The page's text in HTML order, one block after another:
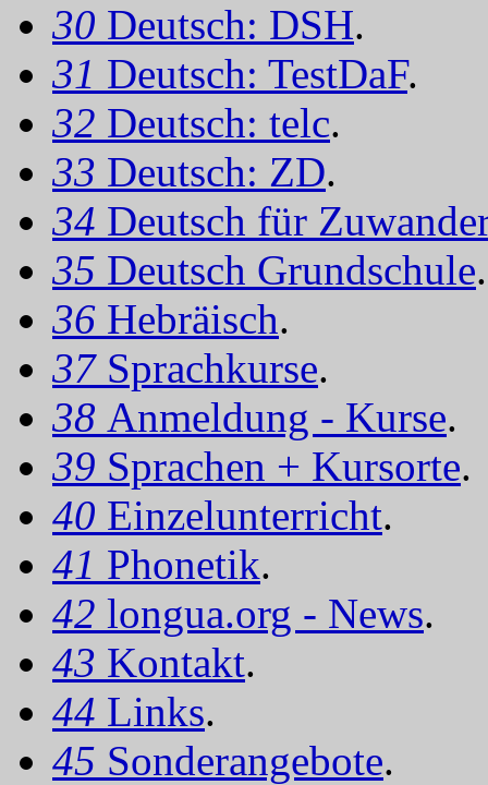
30 Deutsch: DSH.
31 Deutsch: TestDaF.
32 Deutsch: telc.
33 Deutsch: ZD.
34 Deutsch für
35 Deutsch Grundschule.
36 Hebräisch.
37 Sprachkurse.
38 Anmeldung - Kurse.
39 Sprachen + Kursorte.
40 Einzelunterricht.
41 Phonetik.
42 longua.org - News.
43 Kontakt.
44 Links.
45 Sonderangebote.